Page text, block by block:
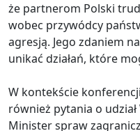
że partnerom Polski
wobec przywódcy
agresją. Jego zdaniem
unikać działań, które
W kontekście
również pytania o udział
Minister spraw